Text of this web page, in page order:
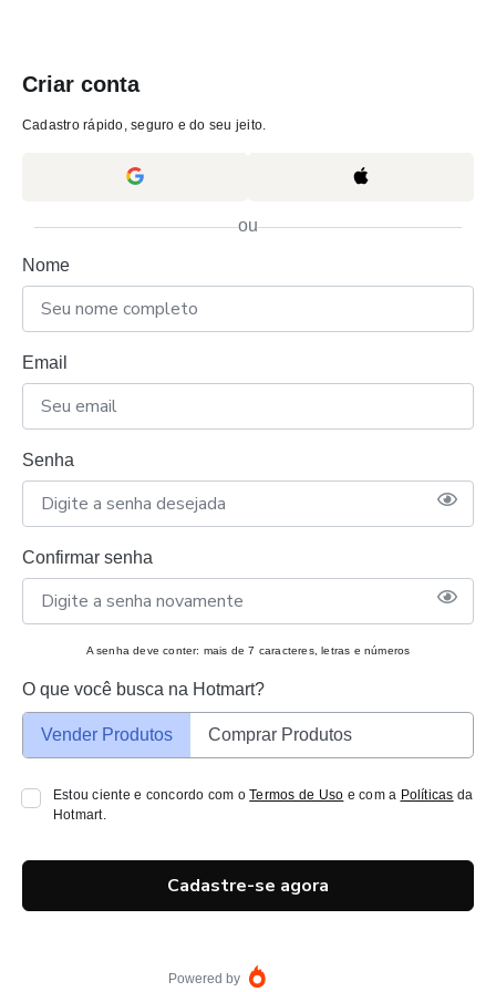
Criar conta
Cadastro rápido, seguro e do seu jeito.
ou
Nome
Email
Senha
Confirmar senha
A senha deve conter: mais de 7 caracteres, letras e números
O que você busca na Hotmart?
Vender Produtos Comprar Produtos
Estou ciente e concordo com oTermos de Uso e com a Políticas da
Hotmart.
Cadastre-se agora
Powered by